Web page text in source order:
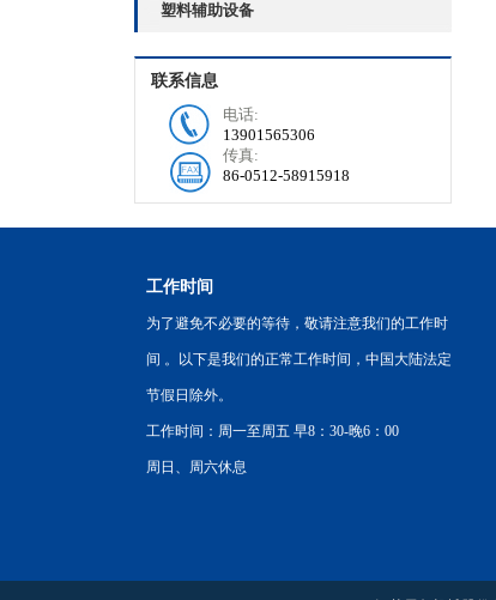
塑料辅助设备
联系信息
电话:
13901565306
传真:
86-0512-58915918
工作时间
为了避免不必要的等待，敬请注意我们的工作时
间 。以下是我们的正常工作时间，中国大陆法定
节假日除外。
工作时间：周一至周五 早8：30-晚6：00
周日、周六休息